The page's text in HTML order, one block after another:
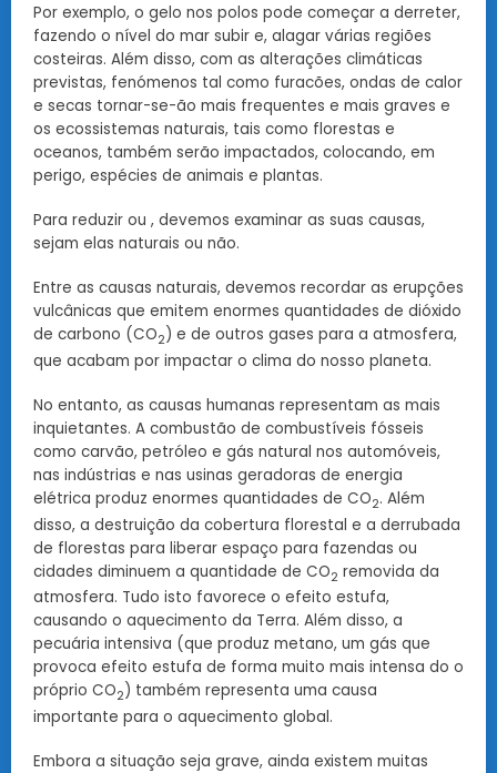
Por exemplo, o gelo nos polos pode começar a derreter,
fazendo o nível do mar subir e, alagar várias regiões
costeiras. Além disso, com as alterações climáticas
previstas, fenómenos tal como furacões, ondas de calor
e secas tornar-se-ão mais frequentes e mais graves e
os ecossistemas naturais, tais como florestas e
oceanos, também serão impactados, colocando, em
perigo, espécies de animais e plantas.
Para reduzir ou , devemos examinar as suas causas,
sejam elas naturais ou não.
Entre as causas naturais, devemos recordar as erupções
vulcânicas que emitem enormes quantidades de dióxido
de carbono (CO2) e de outros gases para a atmosfera,
que acabam por impactar o clima do nosso planeta.
No entanto, as causas humanas representam as mais
inquietantes. A combustão de combustíveis fósseis
como carvão, petróleo e gás natural nos automóveis,
nas indústrias e nas usinas geradoras de energia
elétrica produz enormes quantidades de CO2. Além
disso, a destruição da cobertura florestal e a derrubada
de florestas para liberar espaço para fazendas ou
cidades diminuem a quantidade de CO2 removida da
atmosfera. Tudo isto favorece o efeito estufa,
causando o aquecimento da Terra. Além disso, a
pecuária intensiva (que produz metano, um gás que
provoca efeito estufa de forma muito mais intensa do o
próprio CO2) também representa uma causa
importante para o aquecimento global.
Embora a situação seja grave, ainda existem muitas